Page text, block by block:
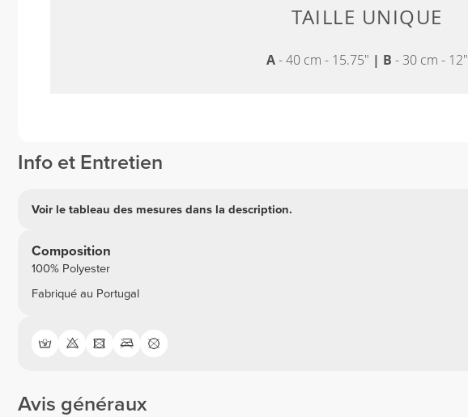
TAILLE UNIQUE
A- 40 cm - 15.75" | B - 30 cm - 12"
Info et Entretien
Voir le tableau des mesures dans la description.
Composition
100% Polyester
Fabriqué au Portugal
Avis généraux